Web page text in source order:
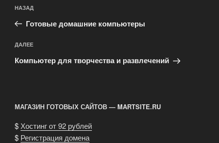
по
записям
Предыдущая
запись:
НАЗАД
Готовые домашние компьютеры
Следующая
запись
ДАЛЕЕ
Компьютер для творчества и развлечений
МАГАЗИН ГОТОВЫХ САЙТОВ — MARTSITE.RU
$ Хостинг от 92 рублей
$ Регистрация домена